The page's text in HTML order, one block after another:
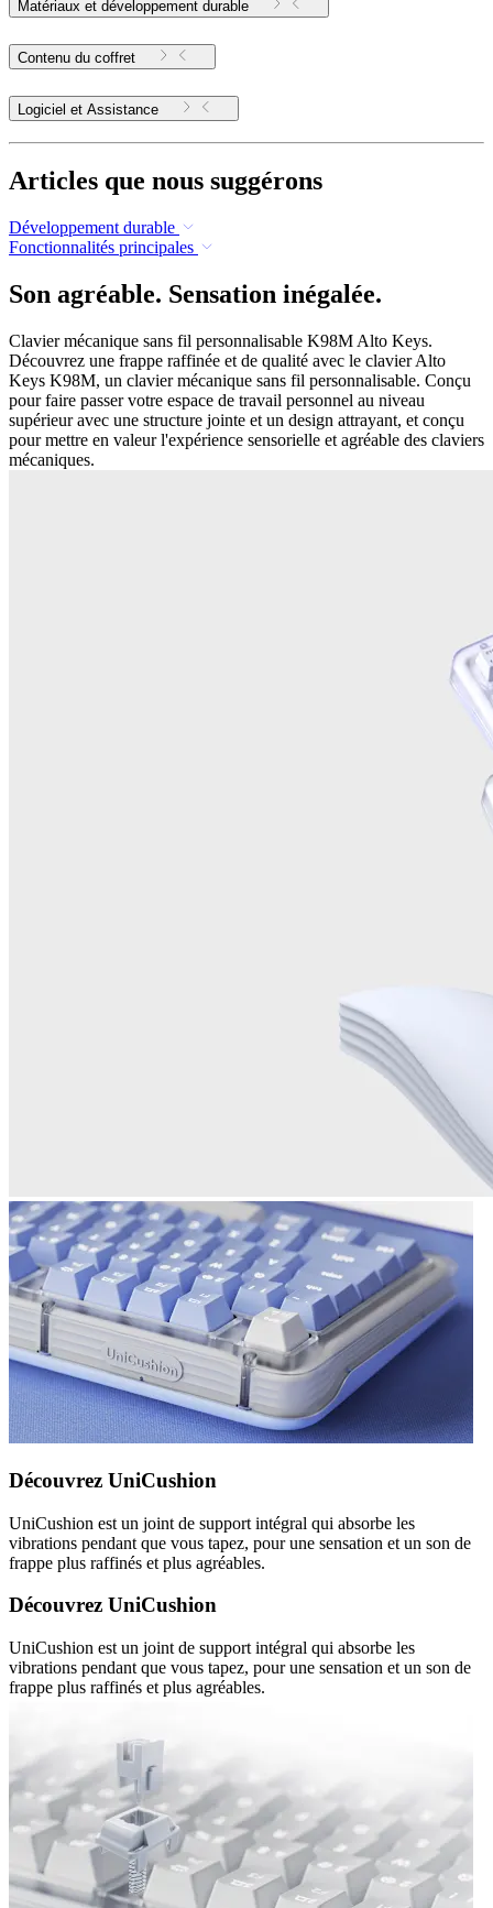
Matériaux et développement durable
Contenu du coffret
Logiciel et Assistance
Articles que nous suggérons
Développement durable
Fonctionnalités principales
Son agréable. Sensation inégalée.
Clavier mécanique sans fil personnalisable K98M Alto Keys.
Découvrez une frappe raffinée et de qualité avec le clavier Alto
Keys K98M, un clavier mécanique sans fil personnalisable. Conçu
pour faire passer votre espace de travail personnel au niveau
supérieur avec une structure jointe et un design attrayant, et conçu
pour mettre en valeur l'expérience sensorielle et agréable des claviers
mécaniques.
Découvrez UniCushion
UniCushion est un joint de support intégral qui absorbe les
vibrations pendant que vous tapez, pour une sensation et un son de
frappe plus raffinés et plus agréables.
Découvrez UniCushion
UniCushion est un joint de support intégral qui absorbe les
vibrations pendant que vous tapez, pour une sensation et un son de
frappe plus raffinés et plus agréables.